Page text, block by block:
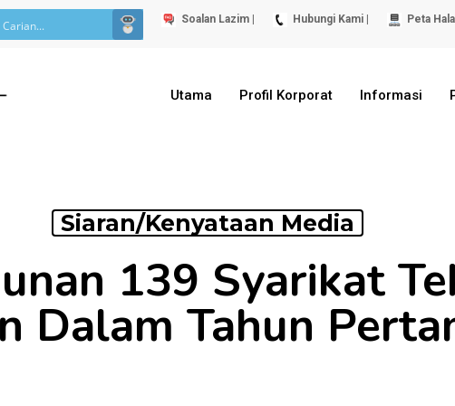
Soalan Lazim | Hubungi Kami | Peta
Utama Profil Korporat Informasi
Siaran/Kenyataan Media
139 Syarikat
Dalam Tahun